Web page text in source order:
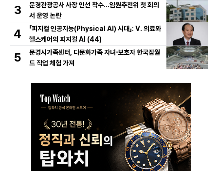
3
문경관광공사 사장 인선 착수…임원추천위 첫 회의
서 운영 논란
4
「피지컬 인공지능(Physical AI) 시대」: Ⅴ. 의료와
헬스케어의 피지컬 AI (44)
5
문경시가족센터, 다문화가족 자녀⋅보호자 한국잡월
드 직업 체험 가져